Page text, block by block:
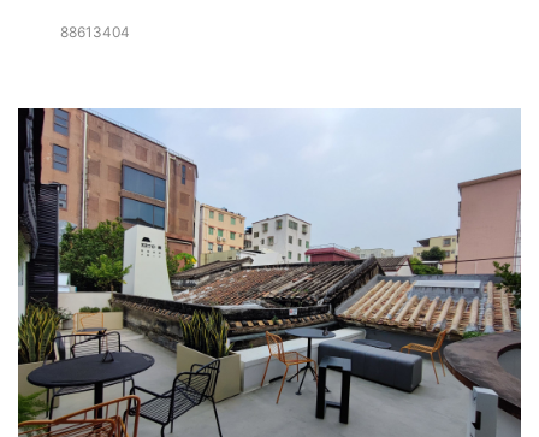
88613404